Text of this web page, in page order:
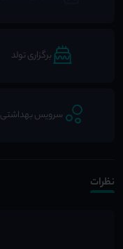
برگزاری تولد
سرویس بهداشتی
نظرات